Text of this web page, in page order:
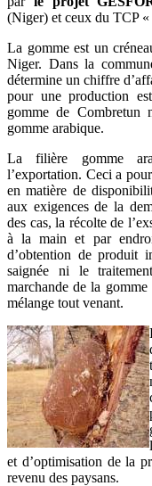
(Niger) et ceux du TCP
La gomme est un
Niger. Dans la
détermine un chiffre
pour une production
gomme de
gomme arabique.
La filière gomme
l’exportation. Ceci a
en matière de
aux exigences de la
des cas, la récolte de
à la main et par
d’obtention de produit
saignée ni le
marchande de la
mélange tout venant.
et d’optimisation de la
revenu des paysans.